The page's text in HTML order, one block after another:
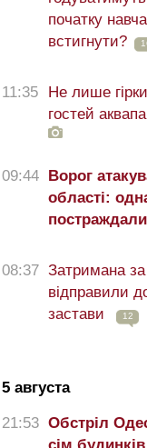
початку
встигнути?
11:35
Не лише
гостей
09:44
Ворог
області:
постраждали
08:37 Затримана
відправили
застави
12
5 августа
21:53 Обстріл